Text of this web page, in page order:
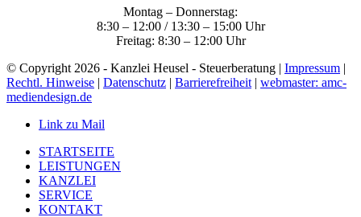
Montag – Donnerstag:
8:30 – 12:00 / 13:30 – 15:00 Uhr
Freitag: 8:30 – 12:00 Uhr
© Copyright 2026 - Kanzlei Heusel - Steuerberatung | Impressum |
Rechtl. Hinweise | Datenschutz | Barrierefreiheit | webmaster: amc-
mediendesign.de
Link zu Mail
STARTSEITE
LEISTUNGEN
KANZLEI
SERVICE
KONTAKT